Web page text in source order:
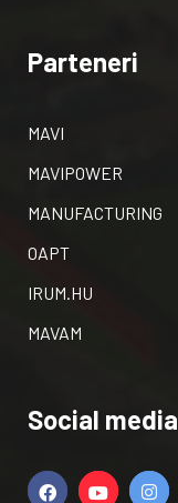
Parteneri
MAVI
MAVIPOWER
MANUFACTURING
OAPT
IRUM.HU
MAVAM
Social media